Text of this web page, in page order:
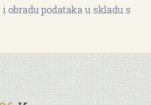
obradu podataka u skladu s